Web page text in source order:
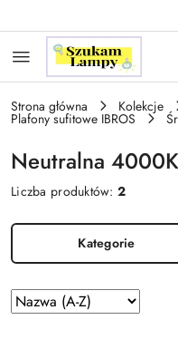
Strona główna Kolekcje
Plafony sufitowe IBROS
Neutralna 4000K
Liczba produktów:2
Kategorie
Zastosowano
sortowanie:
Sortuj
według